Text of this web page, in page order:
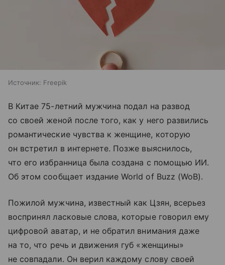
Источник: Freepik
В Китае 75-летний мужчина подал на развод
со своей женой после того, как у него развились
романтические чувства к женщине, которую
он встретил в интернете. Позже выяснилось,
что его избранница была создана с помощью ИИ.
Об этом сообщает издание World of Buzz (WoB).
Пожилой мужчина, известный как Цзян, всерьез
воспринял ласковые слова, которые говорил ему
цифровой аватар, и не обратил внимания даже
на то, что речь и движения губ «женщины»
не совпадали. Он верил каждому слову своей